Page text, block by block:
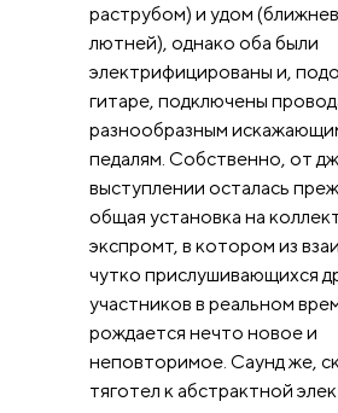
раструбом) и удом
лютней), однако оба были
электрифицированы и,
гитаре, подключены
разнообразным
педалям. Собственно, от
выступлении осталась
общая установка на
экспромт, в котором из
чутко прислушивающихся
участников в реальном
рождается нечто новое и
неповторимое. Саунд же,
тяготел к абстрактной